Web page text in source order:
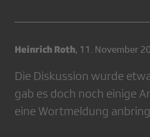
Heinrich Roth, 11. November
Die Diskussion wurde
gab es doch noch einige
eine Wortmeldung